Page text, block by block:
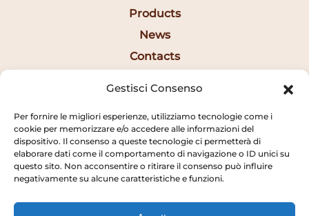
Gestisci Consenso
Per fornire le migliori esperienze, utilizziamo tecnologie come i
cookie per memorizzare e/o accedere alle informazioni del
dispositivo. Il consenso a queste tecnologie ci permetterà di
elaborare dati come il comportamento di navigazione o ID unici su
questo sito. Non acconsentire o ritirare il consenso può influire
negativamente su alcune caratteristiche e funzioni.
Products
News
Contacts
Opening Hours
12:30AM - 2:20PM
7:15PM - 10:20PM
SUNDAY CLOSED